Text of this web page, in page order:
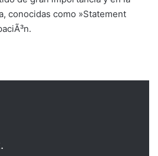
conocidas como »Statement